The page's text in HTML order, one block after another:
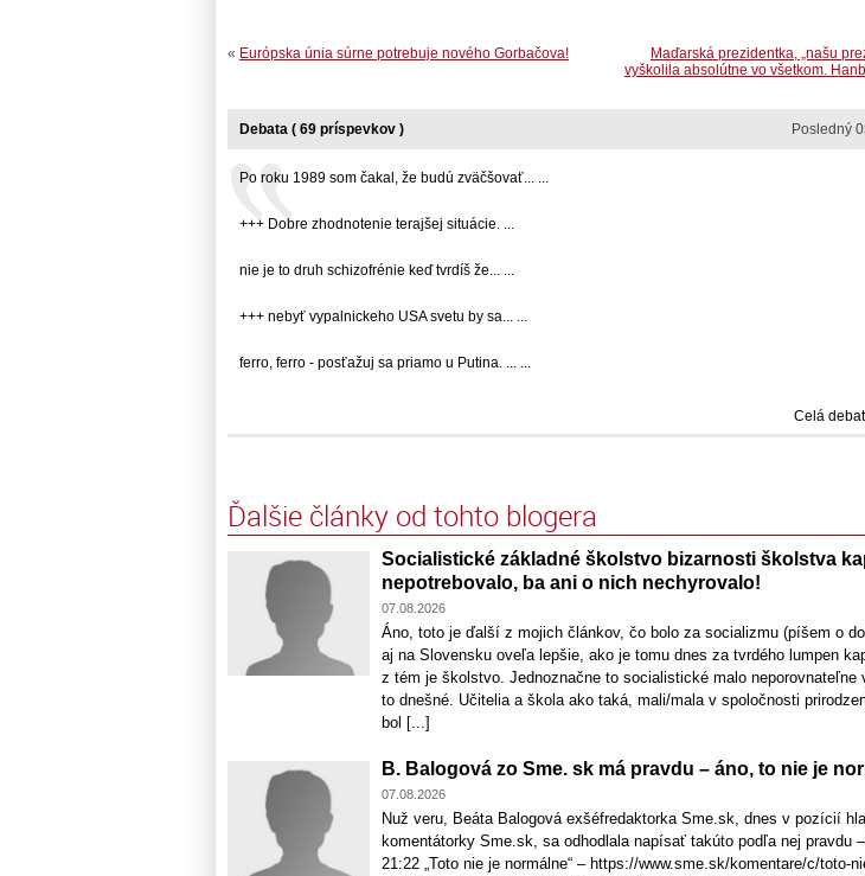
Maďarská prezidentka, „našu
vyškolila absolútne vo všetkom.
« Európska únia súrne potrebuje nového Gorbačova!
Posledný
Debata ( 69 príspevkov )
Po roku 1989 som čakal, že budú zväčšovať... ...
+++ Dobre zhodnotenie terajšej situácie. ...
nie je to druh schizofrénie keď tvrdíš že... ...
+++ nebyť vypalnickeho USA svetu by sa... ...
ferro, ferro - posťažuj sa priamo u Putina. ... ...
Celá
Ďalšie články od tohto blogera
Socialistické základné školstvo bizarnosti školstva
nepotrebovalo, ba ani o nich nechyrovalo!
07.08.2026
Áno, toto je ďalší z mojich článkov, čo bolo za socializmu (píšem o
aj na Slovensku oveľa lepšie, ako je tomu dnes za tvrdého lumpen
z tém je školstvo. Jednoznačne to socialistické malo neporovnateľne
to dnešné. Učitelia a škola ako taká, mali/mala v spoločnosti
bol [...]
B. Balogová zo Sme. sk má pravdu – áno, to nie je
07.08.2026
Nuž veru, Beáta Balogová exšéfredaktorka Sme.sk, dnes v pozícií
komentátorky Sme.sk, sa odhodlala napísať takúto podľa nej pravdu
21:22 „Toto nie je normálne“ – https://www.sme.sk/komentare/c/toto-